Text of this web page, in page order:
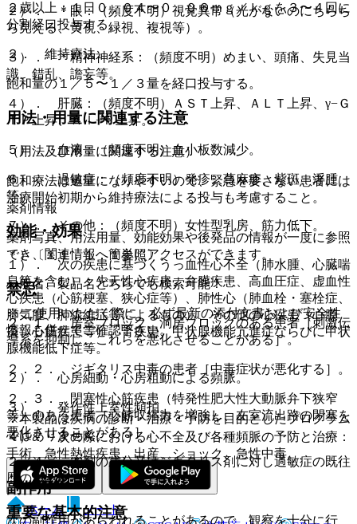
２）． ＊眼：（頻度不明）視覚異常（光がないのにちらち
ら見える、黄視、緑視、複視等）。
３）． ＊精神神経系：（頻度不明）めまい、頭痛、失見当
識、錯乱、譫妄等。
４）． 肝臓：（頻度不明）ＡＳＴ上昇、ＡＬＴ上昇、γ−Ｇ
ＴＰ上昇、Ａｌ−Ｐ上昇。
５）． 血液：（頻度不明）血小板数減少。
６）． 過敏症：（頻度不明）発疹、蕁麻疹、紫斑、浮腫
等。
７）． その他：（頻度不明）女性型乳房、筋力低下。
＊）〔１１．１．１参照〕。
禁忌
２．１． 房室ブロック、洞房ブロックのある患者［刺激伝
導系を抑制し、これらを悪化させることがある］。
２．２． ジギタリス中毒の患者［中毒症状が悪化する］。
２．３． 閉塞性心筋疾患（特発性肥大性大動脈弁下狭窄
等）のある患者［心筋収縮力を増強し、左室流出路の閉塞を
悪化させることがある］。
２．４． 本剤の成分又はジギタリス剤に対し過敏症の既往
歴のある患者。
重要な基本的注意
２歳以上：１日０．０４〜０．０６ｍｇ／ｋｇを３〜４回に
分割経口投与する。
２． 維持療法
飽和量の１／５〜１／３量を経口投与する。
用法・用量に関連する注意
（用法及び用量に関連する注意）
飽和療法は過量になりやすいので、緊急を要さない患者には
治療開始初期から維持療法による投与も考慮すること。
効能・効果
１）． 次の疾患に基づくうっ血性心不全（肺水腫、心臓喘
息等を含む）：先天性心疾患、弁膜疾患、高血圧症、虚血性
心疾患（心筋梗塞、狭心症等）、肺性心（肺血栓・塞栓症、
肺気腫、肺線維症等によるもの）、その他の心疾患（心膜
炎、心筋疾患等）、腎疾患、甲状腺機能亢進症ならびに甲状
腺機能低下症等。
２）． 心房細動・心房粗動による頻脈。
３）． 発作性上室性頻拍。
４）． 次の際における心不全及び各種頻脈の予防と治療：
手術、急性熱性疾患、出産、ショック、急性中毒。
副作用
次の副作用があらわれることがあるので、観察を十分に行
薬剤情報
薬剤写真、用法用量、効能効果や後発品の情報が一度に参照
でき、関連情報へ簡単にアクセスができます。
一般名、製品名どちらでも検索可能！
※ ご使用いただく際に、必ず最新の添付文書および安全性
情報も併せてご確認下さい。
※本製品は疾病の診断・治療・予防を目的としたプログラム
ではありません。
ホーム
ノート